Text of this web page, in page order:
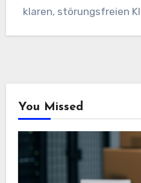
klaren, störungsfreien
You Missed